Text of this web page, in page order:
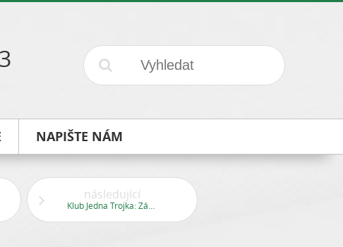
NAPIŠTE NÁM
následující